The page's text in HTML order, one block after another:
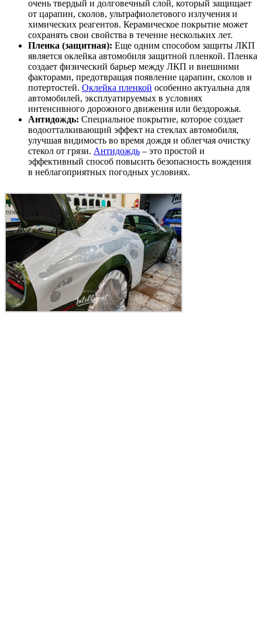
очень твердый и долговечный слой, который защищает
от царапин, сколов, ультрафиолетового излучения и
химических реагентов. Керамическое покрытие может
сохранять свои свойства в течение нескольких лет.
Пленка (защитная): Еще одним способом защиты ЛКП
является оклейка автомобиля защитной пленкой. Пленка
создает физический барьер между ЛКП и внешними
факторами, предотвращая появление царапин, сколов и
потертостей. Оклейка пленкой особенно актуальна для
автомобилей, эксплуатируемых в условиях
интенсивного дорожного движения или бездорожья.
Антидождь: Специальное покрытие, которое создает
водоотталкивающий эффект на стеклах автомобиля,
улучшая видимость во время дождя и облегчая очистку
стекол от грязи. Антидождь – это простой и
эффективный способ повысить безопасность вождения
в неблагоприятных погодных условиях.